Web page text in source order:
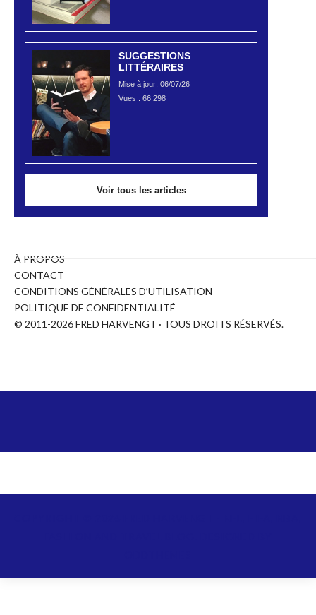
SUGGESTIONS
LITTÉRAIRES
Mise à jour: 06/07/26
Vues : 66 298
Voir tous les articles
À PROPOS
CONTACT
CONDITIONS GÉNÉRALES D’UTILISATION
POLITIQUE DE CONFIDENTIALITÉ
© 2011-2026 FRED HARVENGT · TOUS DROITS RÉSERVÉS.